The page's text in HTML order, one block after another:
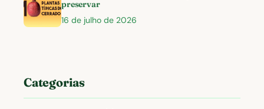
preservar
16 de julho de 2026
Categorias